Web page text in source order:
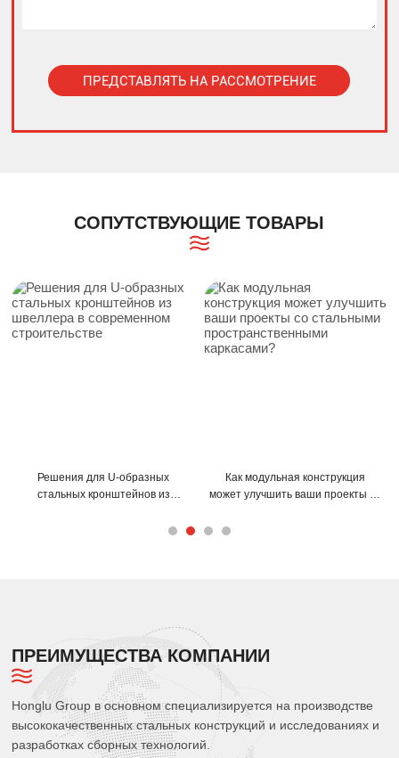
ПРЕДСТАВЛЯТЬ НА РАССМОТРЕНИЕ
СОПУТСТВУЮЩИЕ ТОВАРЫ
Как модульная конструкция
может улучшить ваши проекты со
Как С-образные и Z-образные
прогоны могут улучшить
ПРЕИМУЩЕСТВА КОМПАНИИ
Honglu Group в основном специализируется на производстве
высококачественных стальных конструкций и исследованиях и
разработках сборных технологий.